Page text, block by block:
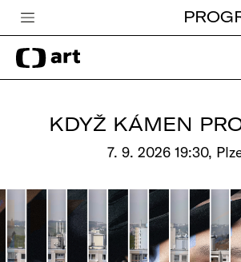
Česká televize
Zpravodajství
Pro děti
edu
KDYŽ KÁMEN
7. 9. 2026 19:30,